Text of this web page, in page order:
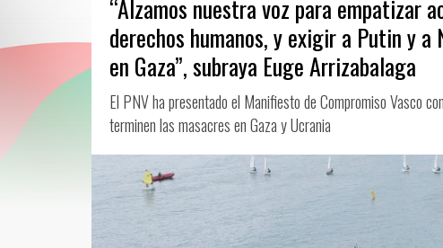
“Alzamos nuestra voz para empatizar
derechos humanos, y exigir a Putin y
en Gaza”, subraya Euge Arrizabalaga
El PNV ha presentado el Manifiesto de Compromiso Vasco
terminen las masacres en Gaza y Ucrania